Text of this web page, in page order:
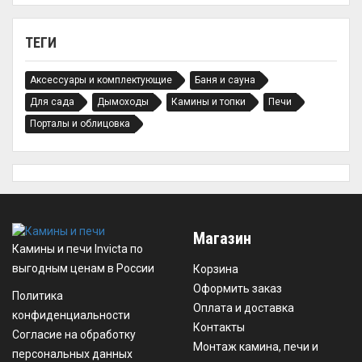
ТЕГИ
Аксессуары и комплектующие
Баня и сауна
Для сада
Дымоходы Камины и топки
Печи
Порталы и облицовка
Камины и печи Invicta по
выгодным ценам в России
Политика
конфиденциальности
Согласие на обработку
персональных данных
Магазин
Корзина
Оформить заказ
Оплата и доставка
Контакты
Монтаж камина, печи и